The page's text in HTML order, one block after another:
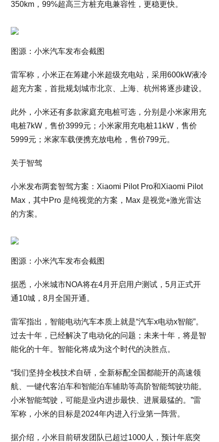
350km，99%超高三方桩充电兼容性，更稳更快。
图源：小米汽车发布会截图
雷军称，小米正在筹建小米超级充电站，采用600kW液冷
超充方案，首批规划城市北京、上海、杭州将逐步建设。
此外，小米还有多款家庭充电桩可选，分别是小米家用充
电桩7kW，售价3999元；小米家用充电桩11kW，售价
5999元；米家车载便携充放电枪，售价799元。
关于智驾
小米发布两套智驾方案：Xiaomi Pilot Pro和Xiaomi Pilot
Max，其中Pro 是纯视觉的方案，Max 是视觉+激光雷达
的方案。
图源：小米汽车发布会截图
据悉，小米城市NOA将在4月开启用户测试，5月正式开
通10城，8月全国开通。
雷军指出，智能电动汽车本质上就是“汽车x电动x智能”。
过去十年，已经解决了电动化的问题；未来十年，将是智
能化的十年。智能化将成为这个时代的决胜点。
“我们坚持全栈技术自研，全新标配全国都能开的高速领
航、一键代客泊车和智能泊车辅助等高阶智能驾驶功能。
小米智能驾驶，可能是业内进步最快、进展最猛的。”雷
军称，小米的目标是2024年内进入行业第一阵营。
据介绍，小米目前研发团队已超过1000人，预计年底突